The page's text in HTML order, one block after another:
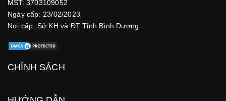
MST: 3703109052
Ngày cấp: 23/02/2023
Nơi cấp: Sở KH và ĐT Tỉnh Bình Dương
CHÍNH SÁCH